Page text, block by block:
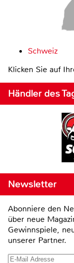
Schweiz
Klicken Sie auf
Händler des
Newsletter
Abonniere den
über neue
Gewinnspiele,
unserer Partner.